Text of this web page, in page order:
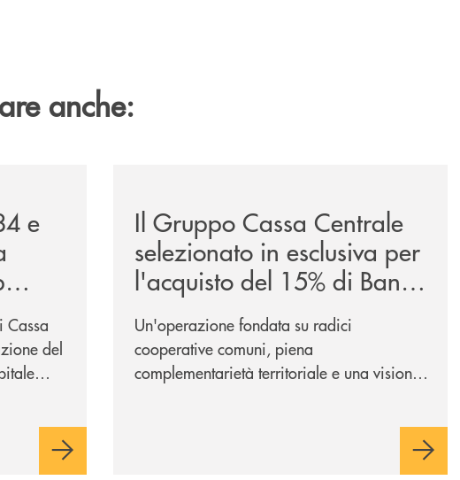
anche:
e
Cassa
del
e sulla
l’offerta
Il Gruppo Cassa Centrale
selezionato in esclusiva per
l'acquisto del 15% di Banca
Cambiano 1884
Un'operazione fondata su radici
cooperative comuni, piena
complementarietà territoriale e una visione